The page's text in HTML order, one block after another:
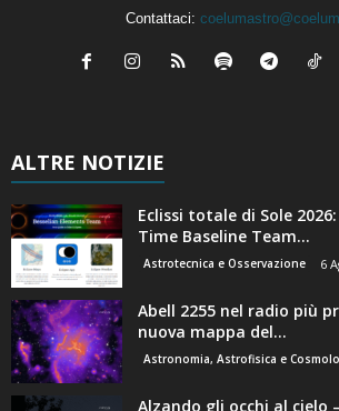
Contattaci:
ALTRE NOTIZIE
Eclissi totale di Sole
Time Baseline Team...
Astrotecnica e Osservazione 6
Abell 2255 nel radio più
nuova mappa del...
Astronomia, Astrofisica e
Alzando gli occhi al cielo